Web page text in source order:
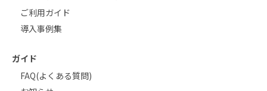
ご利用ガイド
導入事例集
ガイド
FAQ(よくある質問)